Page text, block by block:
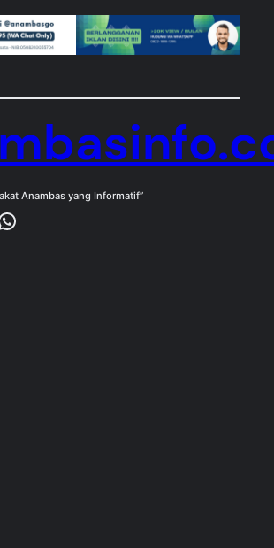
Anambas yang Informatif”